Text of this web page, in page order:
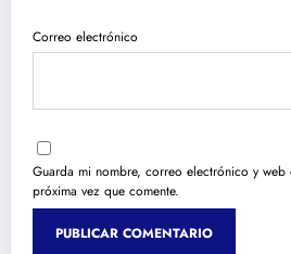
Correo electrónico
Guarda mi nombre, correo electrónico y web
próxima vez que comente.